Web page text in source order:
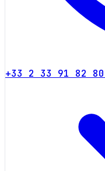
+33 2 33 91 82 80